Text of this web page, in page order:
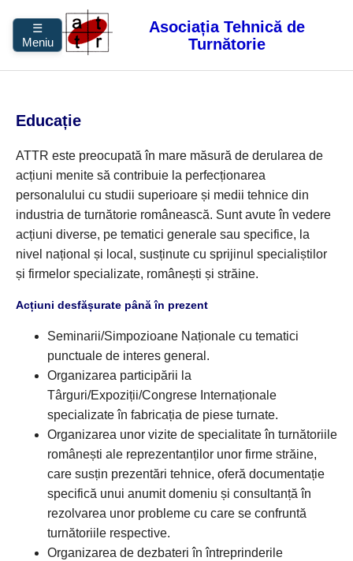
☰
Meniu
Asociația Tehnică de
Turnătorie
Educație
ATTR este preocupată în mare măsură de derularea de
acțiuni menite să contribuie la perfecționarea
personalului cu studii superioare și medii tehnice din
industria de turnătorie românească. Sunt avute în vedere
acțiuni diverse, pe tematici generale sau specifice, la
nivel național și local, susținute cu sprijinul specialiștilor
și firmelor specializate, românești și străine.
Acțiuni desfășurate până în prezent
Seminarii/Simpozioane Naționale cu tematici
punctuale de interes general.
Organizarea participării la
Târguri/Expoziții/Congrese Internaționale
specializate în fabricația de piese turnate.
Organizarea unor vizite de specialitate în turnătoriile
românești ale reprezentanților unor firme străine,
care susțin prezentări tehnice, oferă documentație
specifică unui anumit domeniu și consultanță în
rezolvarea unor probleme cu care se confruntă
turnătoriile respective.
Organizarea de dezbateri în întreprinderile